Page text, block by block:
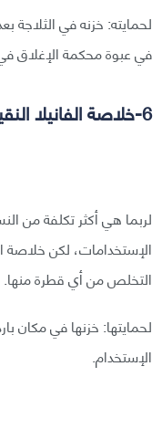
لحمايته: خزنه في الثلاجة
في عبوة محكمة الإغلاق في
6-خلاصة الفانيلا النقية:
لربما هي أكثر تكلفة من
الإستخدامات، لكن خلاصة
التخلص من أي قطرة منها.
لحمايتها: خزنها في مكان
الإستخدام.